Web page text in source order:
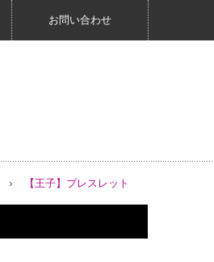
お問い合わせ
【王子】ブレスレット